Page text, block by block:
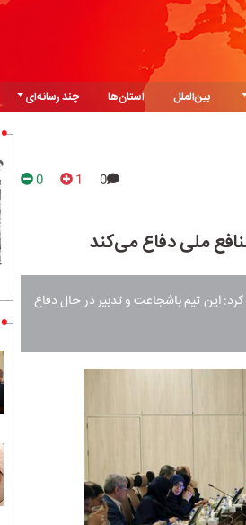
بین‌الملل استان‌ها
چند رسانه‌ای
0
1
0
ملی دفاع می‌کند
کرد: این تیم باشجاعت و تدبیر در حال دفاع